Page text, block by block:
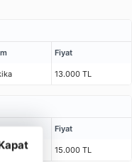
Fiyat
13.000 TL
Fiyat
Dakika 15.000 TL